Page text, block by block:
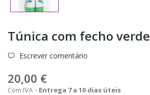
Túnica com fecho verde
Escrever comentário
20,00 €
Com IVA Entrega 7 a 10 dias úteis